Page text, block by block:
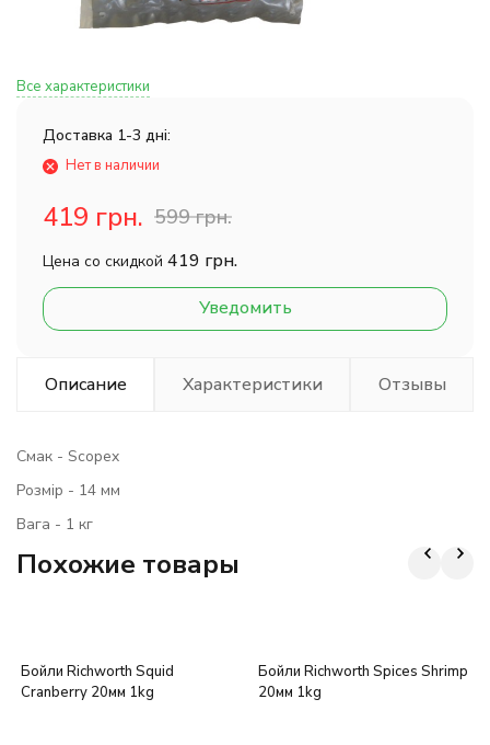
Все характеристики
Доставка 1-3 дні:
Нет в наличии
419 грн. 599 грн.
Цена со скидкой 419 грн.
Уведомить
Описание Характеристики Отзывы
Смак - Scopex
Розмір - 14 мм
Вага - 1 кг
Похожие товары
Бойли Richworth Squid
Cranberry 20мм 1kg
Бойли Richworth Spices Shrimp
20мм 1kg